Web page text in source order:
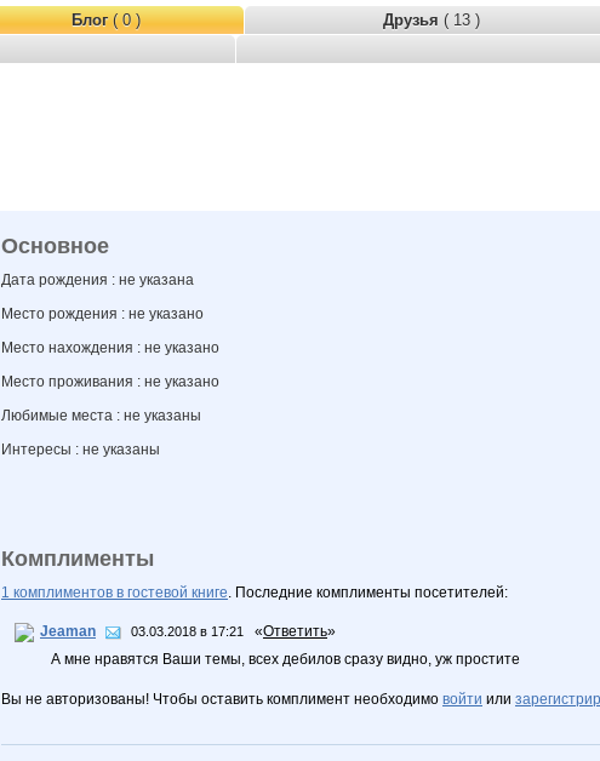
Блог( 0 ) Друзья ( 13 )
Основное
Дата рождения : не указана
Место рождения : не указано
Место нахождения : не указано
Место проживания : не указано
Любимые места : не указаны
Интересы : не указаны
Комплименты
1 комплиментов в гостевой книге. Последние комплименты посетителей:
Jeaman 03.03.2018 в 17:21 «Ответить»
А мне нравятся Ваши темы, всех дебилов сразу видно, уж простите
Вы не авторизованы! Чтобы оставить комплимент необходимо войти или